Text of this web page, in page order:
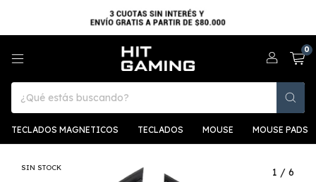
0
TECLADOS MAGNETICOS TECLADOS MOUSE MOUSE PADS
SIN STOCK 1 / 6